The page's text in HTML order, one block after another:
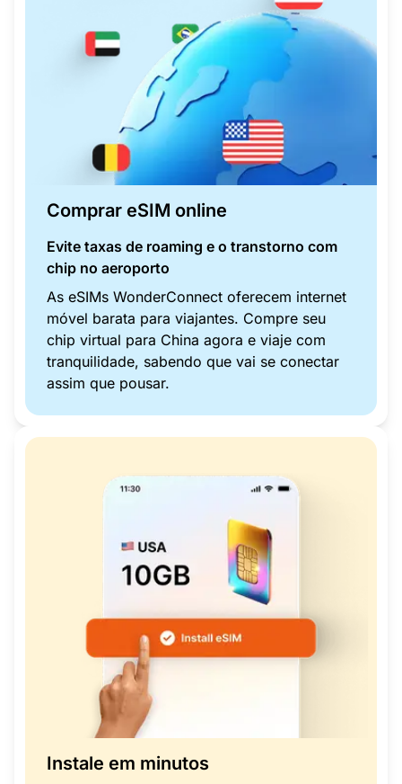
Comprar eSIM online
Evite taxas de roaming e o transtorno com
chip no aeroporto
As eSIMs WonderConnect oferecem internet
móvel barata para viajantes. Compre seu
chip virtual para China agora e viaje com
tranquilidade, sabendo que vai se conectar
assim que pousar.
Instale em minutos